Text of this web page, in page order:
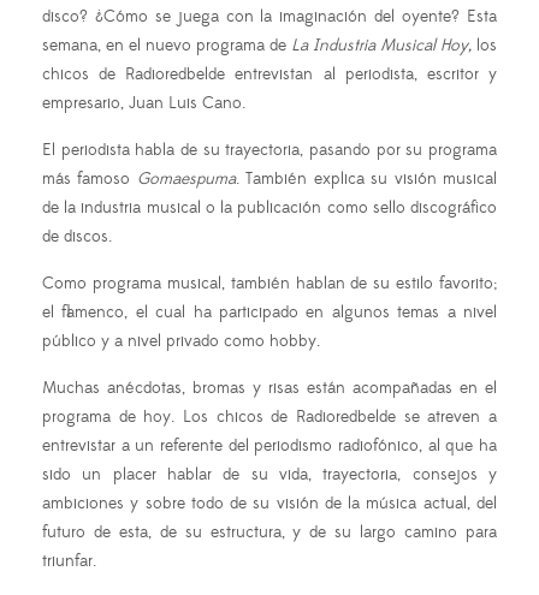
disco? ¿Cómo se juega con la imaginación del oyente? Esta
semana, en el nuevo programa de La Industria Musical Hoy, los
chicos de Radioredbelde entrevistan al periodista, escritor y
empresario, Juan Luis Cano.
El periodista habla de su trayectoria, pasando por su programa
más famoso Gomaespuma. También explica su visión musical
de la industria musical o la publicación como sello discográfico
de discos.
Como programa musical, también hablan de su estilo favorito;
el flamenco, el cual ha participado en algunos temas a nivel
público y a nivel privado como hobby.
Muchas anécdotas, bromas y risas están acompañadas en el
programa de hoy. Los chicos de Radioredbelde se atreven a
entrevistar a un referente del periodismo radiofónico, al que ha
sido un placer hablar de su vida, trayectoria, consejos y
ambiciones y sobre todo de su visión de la música actual, del
futuro de esta, de su estructura, y de su largo camino para
triunfar.